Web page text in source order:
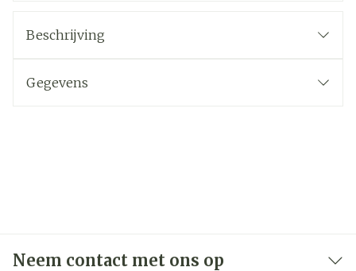
Beschrijving
Gegevens
Neem contact met ons op